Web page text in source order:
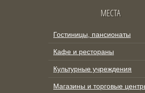
МЕСТА
Гостиницы, пансионаты
Кафе и рестораны
Культурные учреждения
Магазины и торговые